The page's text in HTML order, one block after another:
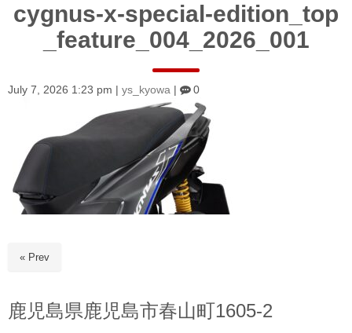
g
a
cygnus-x-special-edition_top
_feature_004_2026_001
July 7, 2026 1:23 pm ys_kyowa 0
« Prev
鹿児島県鹿児島市春山町1605-2